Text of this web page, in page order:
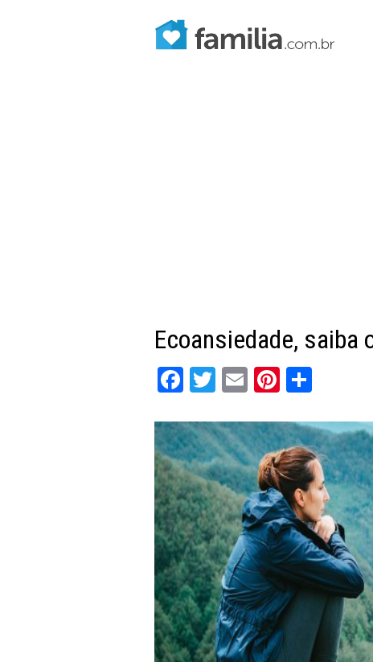
Ecoansiedade, saiba
Facebook
TwitterEmailPinterest